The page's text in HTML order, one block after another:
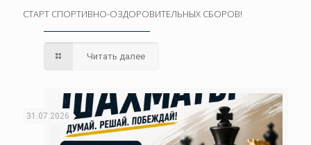
СТАРТ СПОРТИВНО-ОЗДОРОВИТЕЛЬНЫХ СБОРОВ!
Читать далее
31.07.2026